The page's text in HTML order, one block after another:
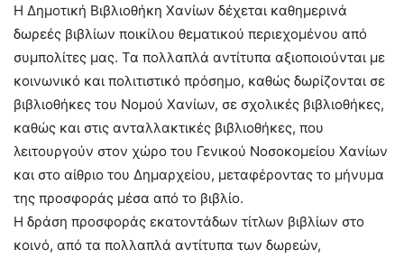
Η Δημοτική Βιβλιοθήκη Χανίων δέχεται καθημερινά
δωρεές βιβλίων ποικίλου θεματικού περιεχομένου από
συμπολίτες μας. Τα πολλαπλά αντίτυπα αξιοποιούνται με
κοινωνικό και πολιτιστικό πρόσημο, καθώς δωρίζονται σε
βιβλιοθήκες του Νομού Χανίων, σε σχολικές βιβλιοθήκες,
καθώς και στις ανταλλακτικές βιβλιοθήκες, που
λειτουργούν στον χώρο του Γενικού Νοσοκομείου Χανίων
και στο αίθριο του Δημαρχείου, μεταφέροντας το μήνυμα
της προσφοράς μέσα από το βιβλίο.
Η δράση προσφοράς εκατοντάδων τίτλων βιβλίων στο
κοινό, από τα πολλαπλά αντίτυπα των δωρεών,